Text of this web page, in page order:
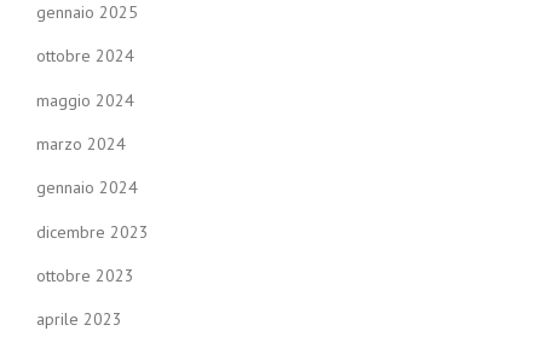
gennaio 2025
ottobre 2024
maggio 2024
marzo 2024
gennaio 2024
dicembre 2023
ottobre 2023
aprile 2023